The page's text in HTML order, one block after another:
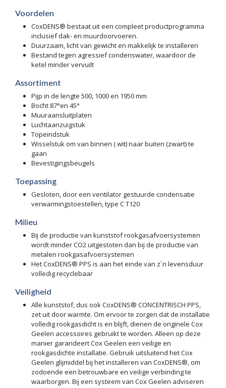
Voordelen
CoxDENS® bestaat uit een compleet productprogramma
inclusief dak- en muurdoorvoeren.
Duurzaam, licht van gewicht en makkelijk te installeren
Bestand tegen agressief condenswater, waardoor de
ketel minder vervuilt
Assortiment
Pijp in de lengte 500, 1000 en 1950 mm
Bocht 87°en 45°
Muuraansluitplaten
Luchtaanzuigstuk
Topeindstuk
Wisselstuk om van binnen ( wit) naar buiten (zwart) te
gaan
Bevestigingsbeugels
Toepassing
Gesloten, door een ventilator gestuurde condensatie
verwarmingstoestellen, type C T120
Milieu
Bij de productie van kunststof rookgasafvoersystemen
wordt minder CO2 uitgestoten dan bij de productie van
metalen rookgasafvoersystemen
Het CoxDENS® PPS is aan het einde van z´n levensduur
volledig recyclebaar
Veiligheid
Alle kunststof, dus ook CoxDENS® CONCENTRISCH PPS,
zet uit door warmte. Om ervoor te zorgen dat de installatie
volledig rookgasdicht is en blijft, dienen de originele Cox
Geelen accessoires gebruikt te worden. Alleen op deze
manier garandeert Cox Geelen een veilige en
rookgasdichte installatie. Gebruik uitsluitend het Cox
Geelen glijmiddel bij het installeren van CoxDENS®, om
zodoende een betrouwbare en veilige verbinding te
waarborgen. Bij een systeem van Cox Geelen adviseren